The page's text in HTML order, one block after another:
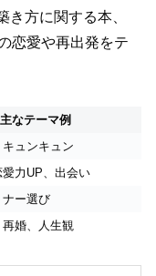
方に関する本、
恋愛や再出発をテ
主なテーマ例
ュンキュン
力UP、出会い
ー選び
婚、人生観